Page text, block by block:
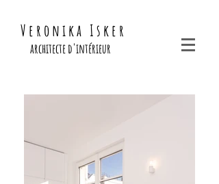
V e r o n i k a I s k e r
architecte d'intérieur